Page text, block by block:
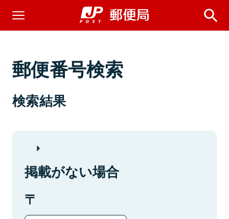
郵便番号検索
検索結果
掲載がない場合